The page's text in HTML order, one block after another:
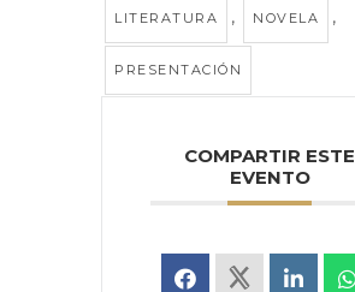
LITERATURA , NOVELA ,
PRESENTACIÓN
COMPARTIR ESTE
EVENTO